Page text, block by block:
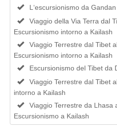
L‘escursionismo da
Viaggio della Via Terra dal
Escursionismo intorno a Kailash
Viaggio Terrestre dal Tibet
Escursionismo intorno a Kailash
Escursionismo del Tibet da
Viaggio Terrestre dal Tibet
intorno a Kailash
Viaggio Terrestre da Lhasa
Escursionismo a Kailash